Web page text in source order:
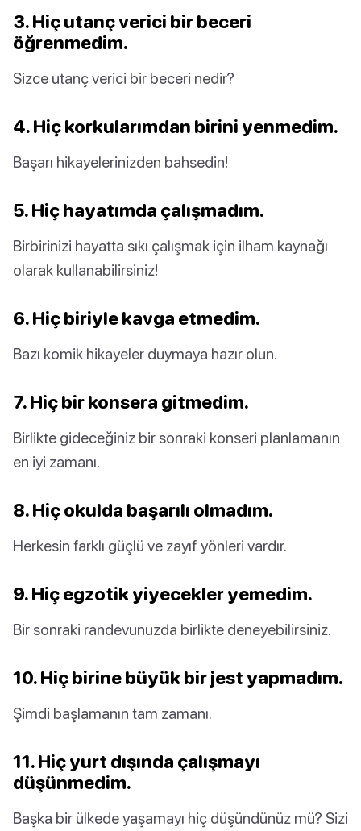
3. Hiç utanç verici bir beceri
öğrenmedim.
Sizce utanç verici bir beceri nedir?
4. Hiç korkularımdan birini yenmedim.
Başarı hikayelerinizden bahsedin!
5. Hiç hayatımda çalışmadım.
Birbirinizi hayatta sıkı çalışmak için ilham kaynağı
olarak kullanabilirsiniz!
6. Hiç biriyle kavga etmedim.
Bazı komik hikayeler duymaya hazır olun.
7. Hiç bir konsera gitmedim.
Birlikte gideceğiniz bir sonraki konseri planlamanın
en iyi zamanı.
8. Hiç okulda başarılı olmadım.
Herkesin farklı güçlü ve zayıf yönleri vardır.
9. Hiç egzotik yiyecekler yemedim.
Bir sonraki randevunuzda birlikte deneyebilirsiniz.
10. Hiç birine büyük bir jest yapmadım.
Şimdi başlamanın tam zamanı.
11. Hiç yurt dışında çalışmayı
düşünmedim.
Başka bir ülkede yaşamayı hiç düşündünüz mü? Sizi